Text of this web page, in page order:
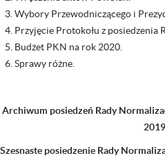
Wybory Przewodniczącego i
Przyjęcie Protokołu z posiedzenia
Budżet PKN na rok 2020.
Sprawy różne.
Archiwum posiedzeń Rady
2019
Szesnaste posiedzenie Rady